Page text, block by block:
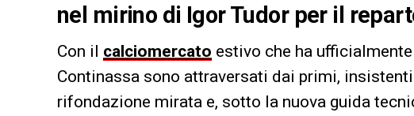
nel mirino di Igor Tudor per il
Con il calciomercato estivo che ha
Continassa sono attraversati dai primi,
rifondazione mirata e, sotto la nuova guida